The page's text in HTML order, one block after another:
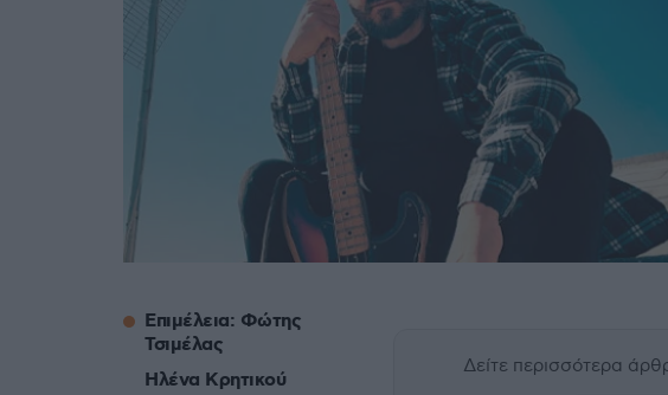
Δείτε περισσότερα
Επιμέλεια: Φώτης
Τσιμέλας
Ηλένα Κρητικού